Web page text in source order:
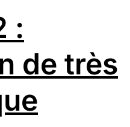
:
de très